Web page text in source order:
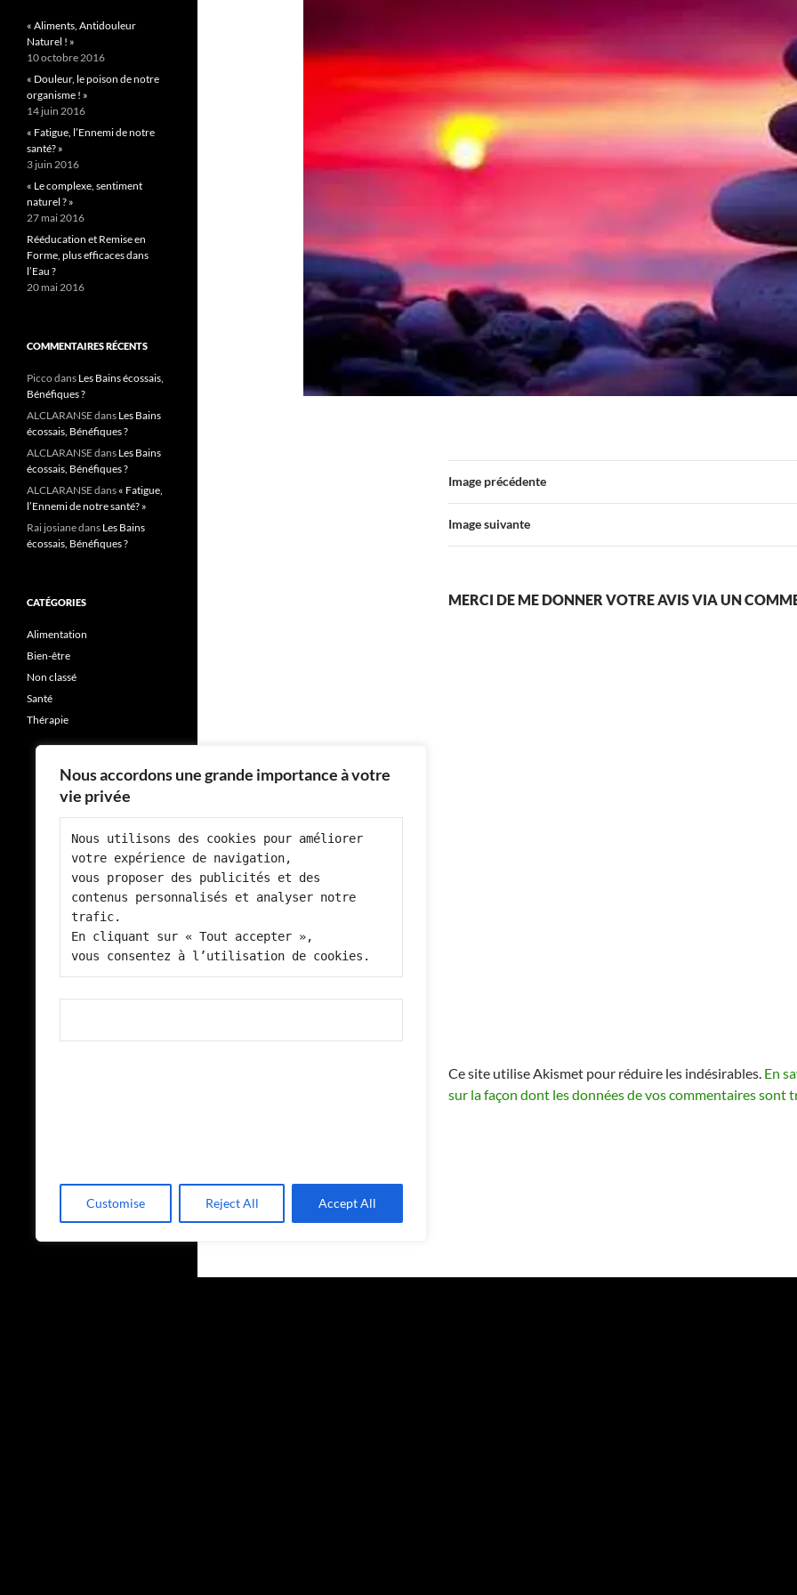
Nous accordons une grande importance à votre
vie privée
Nous utilisons des cookies pour améliorer
votre expérience de navigation,
vous proposer des publicités et des
contenus personnalisés et analyser notre
trafic.
En cliquant sur « Tout accepter »,
vous consentez à l’utilisation de cookies.
Customise Reject All Accept All
Image précédente
Image suivante
MERCI DE ME DONNER VOTRE AVIS VIA UN
Ce site utilise Akismet pour réduire les indésirables. En
sur la façon dont les données de vos commentaires sont
« Aliments, Antidouleur
Naturel ! »
10 octobre 2016
« Douleur, le poison de notre
organisme ! »
14 juin 2016
« Fatigue, l’Ennemi de notre
santé? »
3 juin 2016
« Le complexe, sentiment
naturel ? »
27 mai 2016
Rééducation et Remise en
Forme, plus efficaces dans
l’Eau ?
20 mai 2016
COMMENTAIRES RÉCENTS
Piccodans Les Bains écossais,
Bénéfiques ?
ALCLARANSEdans Les Bains
écossais, Bénéfiques ?
ALCLARANSEdans Les Bains
écossais, Bénéfiques ?
ALCLARANSEdans « Fatigue,
l’Ennemi de notre santé? »
Rai josianedans Les Bains
écossais, Bénéfiques ?
CATÉGORIES
Alimentation
Bien-être
Non classé
Santé
Thérapie